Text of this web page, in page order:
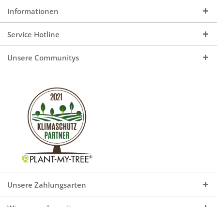
Informationen
Service Hotline
Unsere Communitys
Unsere Zahlungsarten